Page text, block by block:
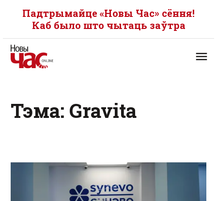
Падтрымайце «Новы Час» сёння!
Каб было што чытаць заўтра
Тэма: Gravita